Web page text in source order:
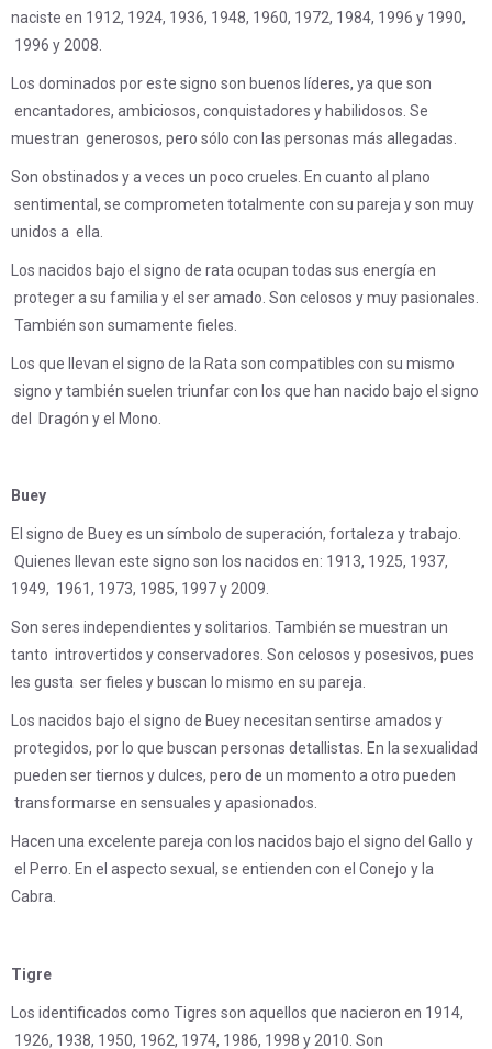
naciste en 1912, 1924, 1936, 1948, 1960, 1972, 1984, 1996 y 1990,
1996 y 2008.
Los dominados por este signo son buenos líderes, ya que son
encantadores, ambiciosos, conquistadores y habilidosos. Se
muestran generosos, pero sólo con las personas más allegadas.
Son obstinados y a veces un poco crueles. En cuanto al plano
sentimental, se comprometen totalmente con su pareja y son muy
unidos a ella.
Los nacidos bajo el signo de rata ocupan todas sus energía en
proteger a su familia y el ser amado. Son celosos y muy pasionales.
También son sumamente fieles.
Los que llevan el signo de la Rata son compatibles con su mismo
signo y también suelen triunfar con los que han nacido bajo el signo
del Dragón y el Mono.
Buey
El signo de Buey es un símbolo de superación, fortaleza y trabajo.
Quienes llevan este signo son los nacidos en: 1913, 1925, 1937,
1949, 1961, 1973, 1985, 1997 y 2009.
Son seres independientes y solitarios. También se muestran un
tanto introvertidos y conservadores. Son celosos y posesivos, pues
les gusta ser fieles y buscan lo mismo en su pareja.
Los nacidos bajo el signo de Buey necesitan sentirse amados y
protegidos, por lo que buscan personas detallistas. En la sexualidad
pueden ser tiernos y dulces, pero de un momento a otro pueden
transformarse en sensuales y apasionados.
Hacen una excelente pareja con los nacidos bajo el signo del Gallo y
el Perro. En el aspecto sexual, se entienden con el Conejo y la
Cabra.
Tigre
Los identificados como Tigres son aquellos que nacieron en 1914,
1926, 1938, 1950, 1962, 1974, 1986, 1998 y 2010. Son